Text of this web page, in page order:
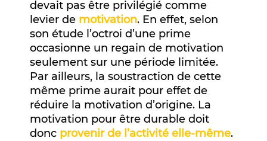
devait pas être privilégié comme
levier de motivation. En effet, selon
son étude l’octroi d’une prime
occasionne un regain de motivation
seulement sur une période limitée.
Par ailleurs, la soustraction de cette
même prime aurait pour effet de
réduire la motivation d’origine. La
motivation pour être durable doit
donc provenir de l’activité elle-même.